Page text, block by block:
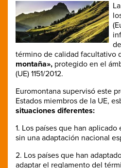
término de calidad facultativo
montaña», protegido en el
(UE) 1151/2012.
Euromontana supervisó este
Estados miembros de la UE,
situaciones diferentes:
1. Los países que han
sin una adaptación nacional
2. Los países que han
adaptar el reglamento del